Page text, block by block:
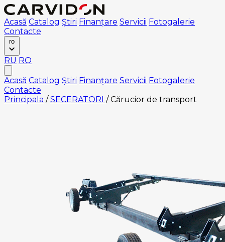
Acasă Catalog Știri Finanțare Servicii Fotogalerie
Contacte
ro
RU RO
Acasă Catalog Știri Finanțare Servicii Fotogalerie
Contacte
Principala / SECERATORI / Cărucior de transport